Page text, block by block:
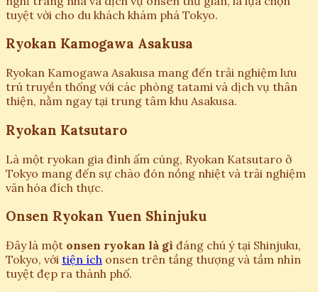
tuyệt vời cho du khách khám phá Tokyo.
Ryokan Kamogawa Asakusa
Ryokan Kamogawa Asakusa mang đến trải nghiệm lưu
trú truyền thống với các phòng tatami và dịch vụ thân
thiện, nằm ngay tại trung tâm khu Asakusa.
Ryokan Katsutaro
Là một ryokan gia đình ấm cúng, Ryokan Katsutaro ở
Tokyo mang đến sự chào đón nồng nhiệt và trải nghiệm
văn hóa đích thực.
Onsen Ryokan Yuen Shinjuku
Đây là một onsen ryokan là gì đáng chú ý tại Shinjuku,
Tokyo, với tiện ích onsen trên tầng thượng và tầm nhìn
tuyệt đẹp ra thành phố.